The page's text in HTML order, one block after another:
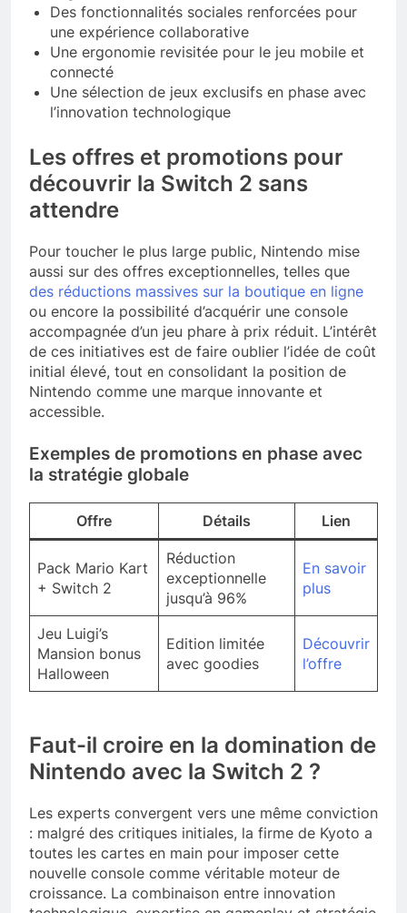
Des fonctionnalités sociales renforcées pour
une expérience collaborative
Une ergonomie revisitée pour le jeu mobile et
connecté
Une sélection de jeux exclusifs en phase avec
l’innovation technologique
Les offres et promotions pour
découvrir la Switch 2 sans
attendre
Pour toucher le plus large public, Nintendo mise
aussi sur des offres exceptionnelles, telles que
des réductions massives sur la boutique en ligne
ou encore la possibilité d’acquérir une console
accompagnée d’un jeu phare à prix réduit. L’intérêt
de ces initiatives est de faire oublier l’idée de coût
initial élevé, tout en consolidant la position de
Nintendo comme une marque innovante et
accessible.
Exemples de promotions en phase avec
la stratégie globale
Offre Détails Lien
Pack Mario Kart
+ Switch 2
Réduction
exceptionnelle
jusqu’à 96%
En savoir
plus
Jeu Luigi’s
Mansion bonus
Halloween
Edition limitée
avec goodies
Découvrir
l’offre
Faut-il croire en la domination de
Nintendo avec la Switch 2 ?
Les experts convergent vers une même conviction
: malgré des critiques initiales, la firme de Kyoto a
toutes les cartes en main pour imposer cette
nouvelle console comme véritable moteur de
croissance. La combinaison entre innovation